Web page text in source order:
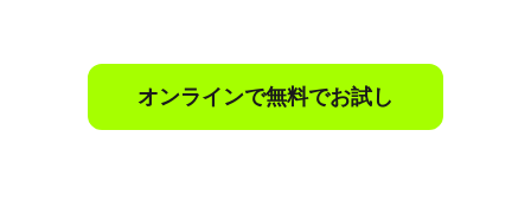
オンラインで無料でお試し